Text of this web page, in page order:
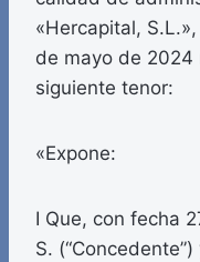
«Hercapital,
de mayo de
siguiente tenor:
«Expone:
I Que, con fecha
S.